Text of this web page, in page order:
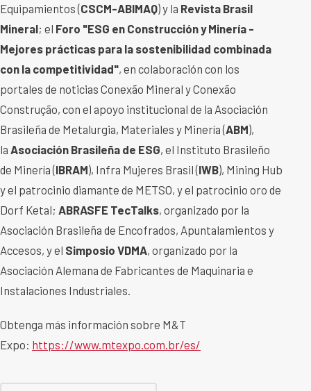
Equipamientos (CSCM-ABIMAQ) y la Revista Brasil
Mineral; el Foro "ESG en Construcción y Minería -
Mejores prácticas para la sostenibilidad combinada
con la competitividad", en colaboración con los
portales de noticias Conexão Mineral y Conexão
Construção, con el apoyo institucional de la Asociación
Brasileña de Metalurgia, Materiales y Minería (ABM),
la Asociación Brasileña de ESG, el Instituto Brasileño
de Minería (IBRAM), Infra Mujeres Brasil (IWB), Mining Hub
y el patrocinio diamante de METSO, y el patrocinio oro de
Dorf Ketal; ABRASFE TecTalks, organizado por la
Asociación Brasileña de Encofrados, Apuntalamientos y
Accesos, y el Simposio VDMA, organizado por la
Asociación Alemana de Fabricantes de Maquinaria e
Instalaciones Industriales.
Obtenga más información sobre M&T
Expo: https://www.mtexpo.com.br/es/